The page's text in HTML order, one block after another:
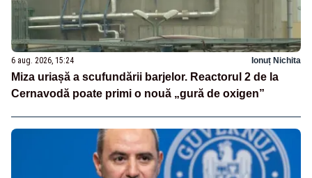
6 aug. 2026, 15:24 Ionuț Nichita
Miza uriașă a scufundării barjelor. Reactorul 2 de la
Cernavodă poate primi o nouă „gură de oxigen”